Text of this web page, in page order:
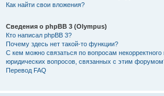
Как найти свои вложения?
Сведения о phpBB 3 (Olympus)
Кто написал phpBB 3?
Почему здесь нет такой-то функции?
С кем можно связаться по вопросам некорректного
юридических вопросов, связанных с этим
Перевод FAQ